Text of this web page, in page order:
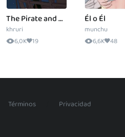
The Pirate and The Moon
khruri
6,0K 19
Él o Él
munchu
6,6K 48
Términos Privacidad